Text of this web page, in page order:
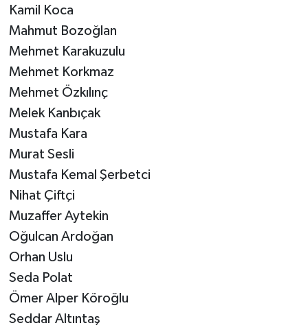
Kamil Koca
Mahmut Bozoğlan
Mehmet Karakuzulu
Mehmet Korkmaz
Mehmet Özkılınç
Melek Kanbıçak
Mustafa Kara
Murat Sesli
Mustafa Kemal Şerbetci
Nihat Çiftçi
Muzaffer Aytekin
Oğulcan Ardoğan
Orhan Uslu
Seda Polat
Ömer Alper Köroğlu
Seddar Altıntaş